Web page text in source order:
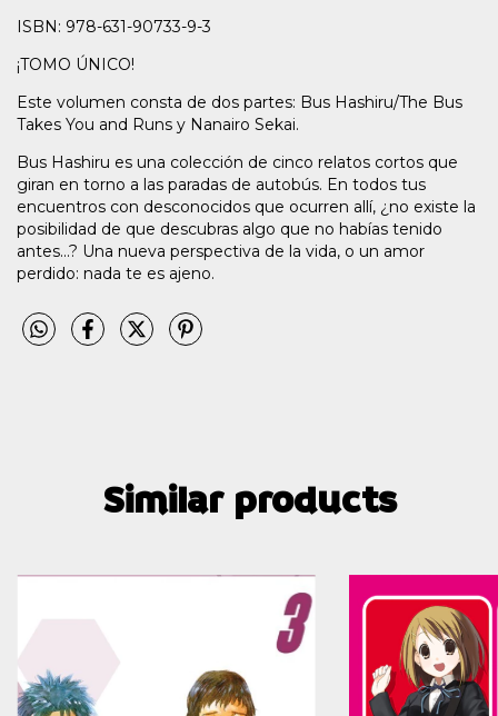
ISBN: 978-631-90733-9-3
¡TOMO ÚNICO!
Este volumen consta de dos partes: Bus Hashiru/The Bus
Takes You and Runs y Nanairo Sekai.
Bus Hashiru es una colección de cinco relatos cortos que
giran en torno a las paradas de autobús. En todos tus
encuentros con desconocidos que ocurren allí, ¿no existe la
posibilidad de que descubras algo que no habías tenido
antes...? Una nueva perspectiva de la vida, o un amor
perdido: nada te es ajeno.
Similar products